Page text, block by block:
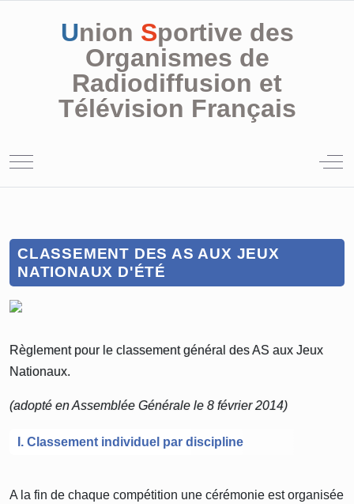
Union Sportive des
Organismes de
Radiodiffusion et
Télévision Français
Mobile Menu Toggle Off-
CLASSEMENT DES AS AUX JEUX
NATIONAUX D'ÉTÉ
Règlement pour le classement général des AS aux Jeux
Nationaux.
(adopté en Assemblée Générale le 8 février 2014)
I. Classement individuel par discipline
A la fin de chaque compétition une cérémonie est organisée